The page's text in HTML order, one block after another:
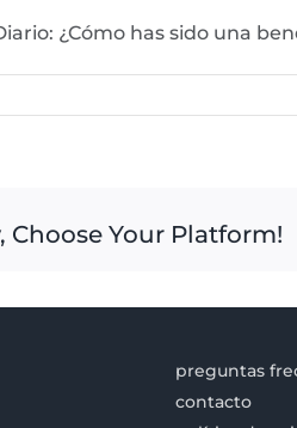
¿Cómo has sido una
Choose Your Platform!
preguntas
contacto